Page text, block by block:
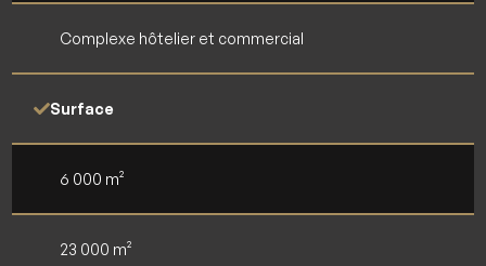
Complexe hôtelier et commercial
Surface
6 000 m²
23 000 m²